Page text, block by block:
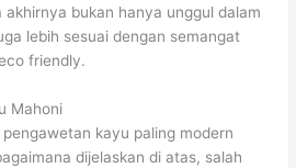
bukan hanya unggul dalam
lebih sesuai dengan semangat
friendly.
Mahoni
kayu paling modern
dijelaskan di atas, salah